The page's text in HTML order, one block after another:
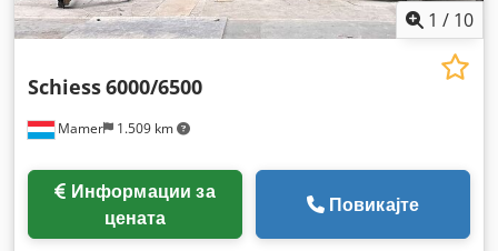
1 / 10
Mamer 1.509 km
Schiess6000/6500
цената
Повикајте